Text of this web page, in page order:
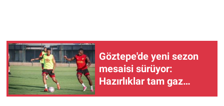
Göztepe'de yeni sezon
mesaisi sürüyor:
Hazırlıklar tam gaz
devam ediyor